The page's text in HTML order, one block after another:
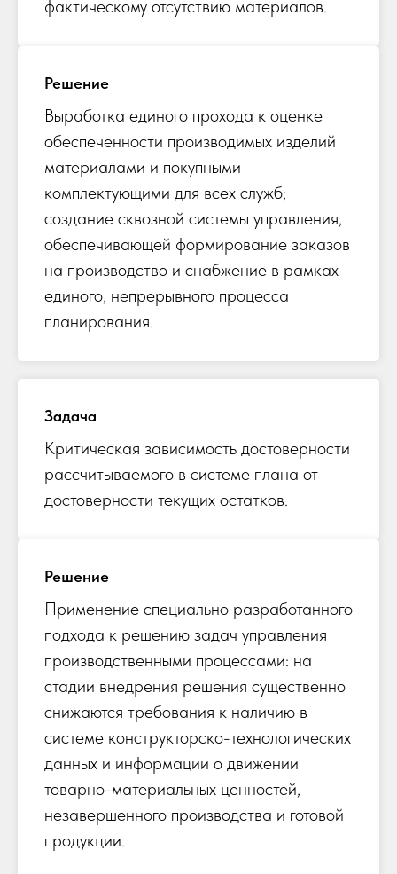
фактическому отсутствию материалов.
Решение
Выработка единого прохода к оценке
обеспеченности производимых изделий
материалами и покупными
комплектующими для всех служб;
создание сквозной системы управления,
обеспечивающей формирование заказов
на производство и снабжение в рамках
единого, непрерывного процесса
планирования.
Задача
Критическая зависимость достоверности
рассчитываемого в системе плана от
достоверности текущих остатков.
Решение
Применение специально разработанного
подхода к решению задач управления
производственными процессами: на
стадии внедрения решения существенно
снижаются требования к наличию в
системе конструкторско-технологических
данных и информации о движении
товарно-материальных ценностей,
незавершенного производства и готовой
продукции.